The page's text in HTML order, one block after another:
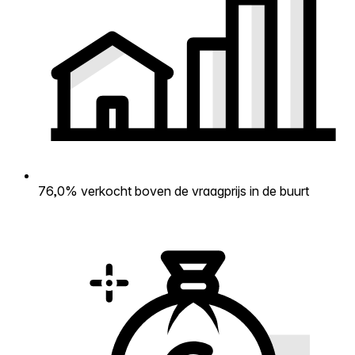
76,0% verkocht boven de vraagprijs in de buurt